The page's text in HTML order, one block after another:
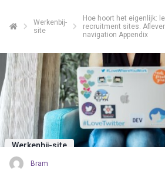
Werkenbij-
site
Hoe hoort het eigenlijk:
recruitment sites.
navigation Appendix
Werkenbij-site
Bram